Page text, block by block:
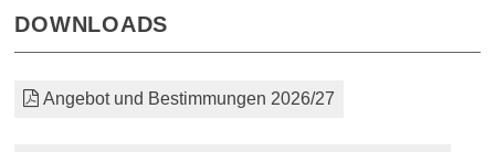
DOWNLOADS
Angebot und Bestimmungen 2026/27